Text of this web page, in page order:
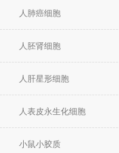
人肺癌细胞
人胚肾细胞
人肝星形细胞
人表皮永生化细胞
小鼠小胶质